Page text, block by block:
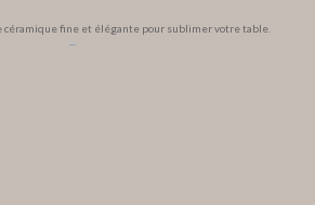
céramique fine et élégante pour sublimer votre table.